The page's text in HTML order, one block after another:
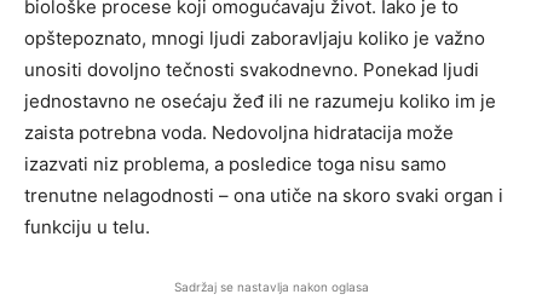
biološke procese koji omogućavaju život. Iako je to
opštepoznato, mnogi ljudi zaboravljaju koliko je važno
unositi dovoljno tečnosti svakodnevno. Ponekad ljudi
jednostavno ne osećaju žeđ ili ne razumeju koliko im je
zaista potrebna voda. Nedovoljna hidratacija može
izazvati niz problema, a posledice toga nisu samo
trenutne nelagodnosti – ona utiče na skoro svaki organ i
funkciju u telu.
Sadržaj se nastavlja nakon oglasa